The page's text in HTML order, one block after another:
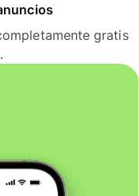
gratis